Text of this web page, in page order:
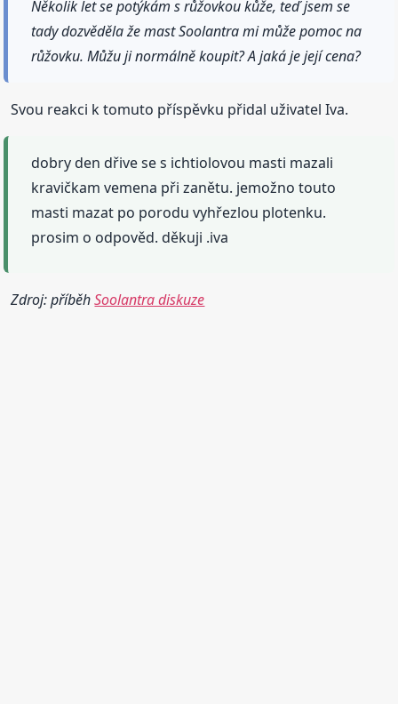
Několik let se potýkám s růžovkou kůže, teď jsem se
tady dozvěděla že mast Soolantra mi může pomoc na
růžovku. Můžu ji normálně koupit? A jaká je její cena?
Svou reakci k tomuto příspěvku přidal uživatel Iva.
dobry den dřive se s ichtiolovou masti mazali
kravičkam vemena při zanětu. jemožno touto
masti mazat po porodu vyhřezlou plotenku.
prosim o odpověd. děkuji .iva
Zdroj: příběhSoolantra diskuze